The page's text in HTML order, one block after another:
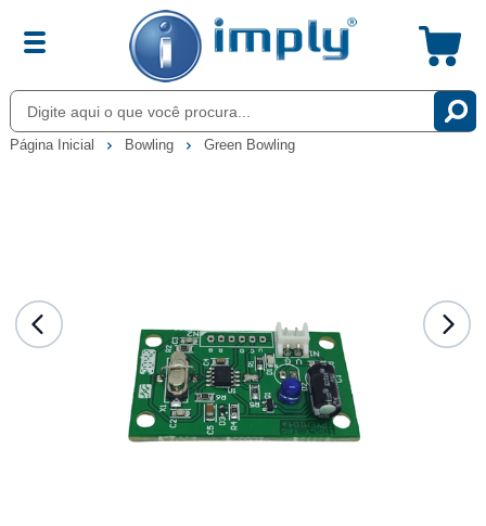
Página Inicial Bowling Green Bowling